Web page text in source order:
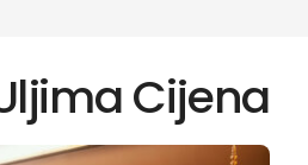
Cijena